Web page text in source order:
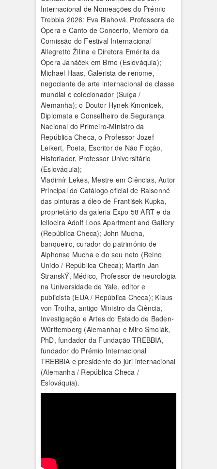
Internacional de Nomeações do Prémio
Trebbia 2026: Eva Blahová, Professora de
Ópera e Canto de Concerto, Membro da
Comissão do Festival Internacional
Allegretto Žilina e Diretora Emérita da
Ópera Janáček em Brno (Eslováquia);
Michael Haas, Galerista de renome,
negociante de arte internacional de classe
mundial e colecionador (Suíça /
Alemanha); o Doutor Hynek Kmonicek,
Diplomata e Conselheiro de Segurança
Nacional do Primeiro-Ministro da
República Checa, o Professor Jozef
Leikert, Poeta, Escritor de Não Ficção,
Historiador, Professor Universitário
(Eslováquia);
Vladimír Lekes, Mestre em Ciências, Autor
Principal do Catálogo oficial de Raisonné
das pinturas a óleo de František Kupka,
proprietário da galeria Expo 58 ART e da
leiloeira Adolf Loos Apartment and Gallery
(República Checa); John Mucha,
banqueiro, curador do património de
Alphonse Mucha e do seu neto (Reino
Unido / República Checa); Martin Jan
StranskÝ, Médico, Professor de neurologia
na Universidade de Yale, editor e
publicista (EUA / República Checa); Klaus
von Trotha, antigo Ministro da Ciência,
Investigação e Artes do Estado de Baden-
Württemberg (Alemanha) e Miro Smolák,
PhD, fundador da Fundação TREBBIA,
fundador do Prémio Internacional
TREBBIA e presidente do júri internacional
(Alemanha / República Checa /
Eslováquia).